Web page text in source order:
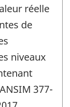
réelle
de
niveaux
377-